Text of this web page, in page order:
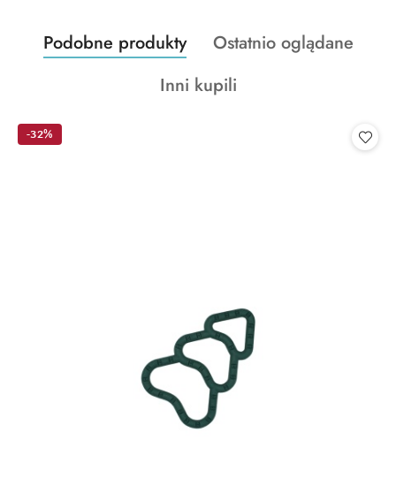
Pomiń karuzelę produktów
Produkty
o
Podobne produkty
Produkty
statusie:
Ostatnio oglądane
Produkty
Inni kupili
-32%